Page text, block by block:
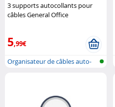
3 supports autocollants pour
câbles General Office
5,99€
Organisateur de câbles auto-